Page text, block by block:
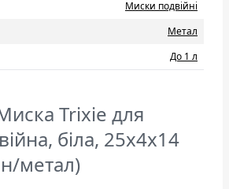
Миски подвійні
Метал
До 1 л
Trixie для
біла, 25х4х14
метал)